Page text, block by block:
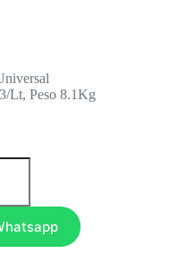
Lt, Peso 8.1Kg